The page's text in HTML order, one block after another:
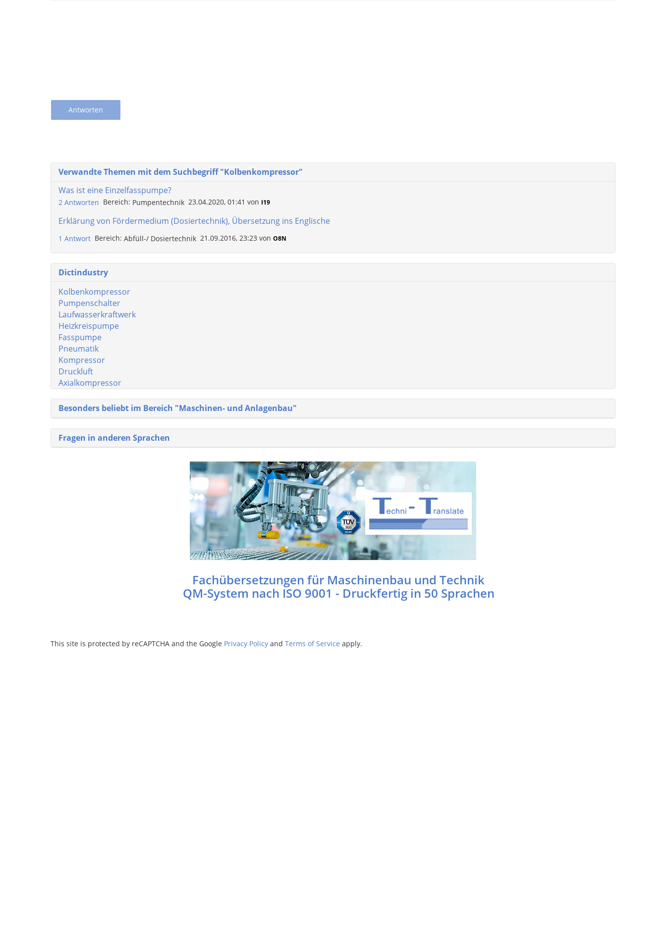
Antworten
Verwandte Themen mit dem Suchbegriff "Kolbenkompressor"
Was ist eine Einzelfasspumpe?
2 Antworten Bereich: Pumpentechnik 23.04.2020, 01:41 von I19
Erklärung von Fördermedium (Dosiertechnik), Übersetzung ins Englische
1 Antwort Bereich: Abfüll-/ Dosiertechnik 21.09.2016, 23:23 von O8N
Dictindustry
Kolbenkompressor
Pumpenschalter
Laufwasserkraftwerk
Heizkreispumpe
Fasspumpe
Pneumatik
Kompressor
Druckluft
Axialkompressor
Besonders beliebt im Bereich "Maschinen- und Anlagenbau"
Fragen in anderen Sprachen
Fachübersetzungen für Maschinenbau und Technik
QM-System nach ISO 9001 - Druckfertig in 50 Sprachen
This site is protected by reCAPTCHA and the Google Privacy Policy and Terms of Service apply.